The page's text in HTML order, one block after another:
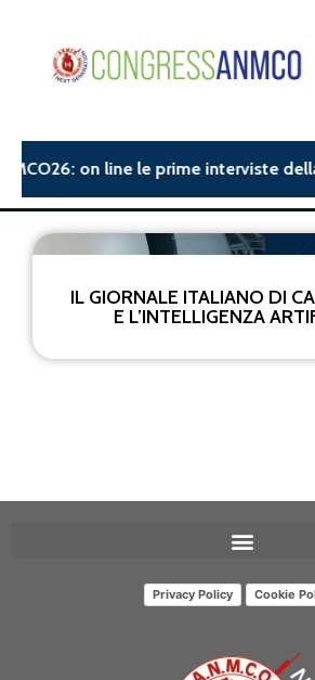
on line le prime interviste
IL GIORNALE ITALIANO DI
E L’INTELLIGENZA
Privacy Policy Cookie